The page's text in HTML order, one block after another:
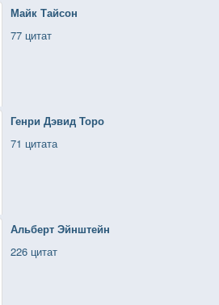
Майк Тайсон
77 цитат
Генри Дэвид Торо
71 цитата
Альберт Эйнштейн
226 цитат